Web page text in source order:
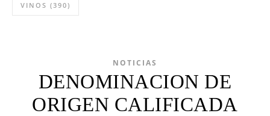
VINOS (390)
NOTICIAS
DENOMINACION DE
ORIGEN CALIFICADA